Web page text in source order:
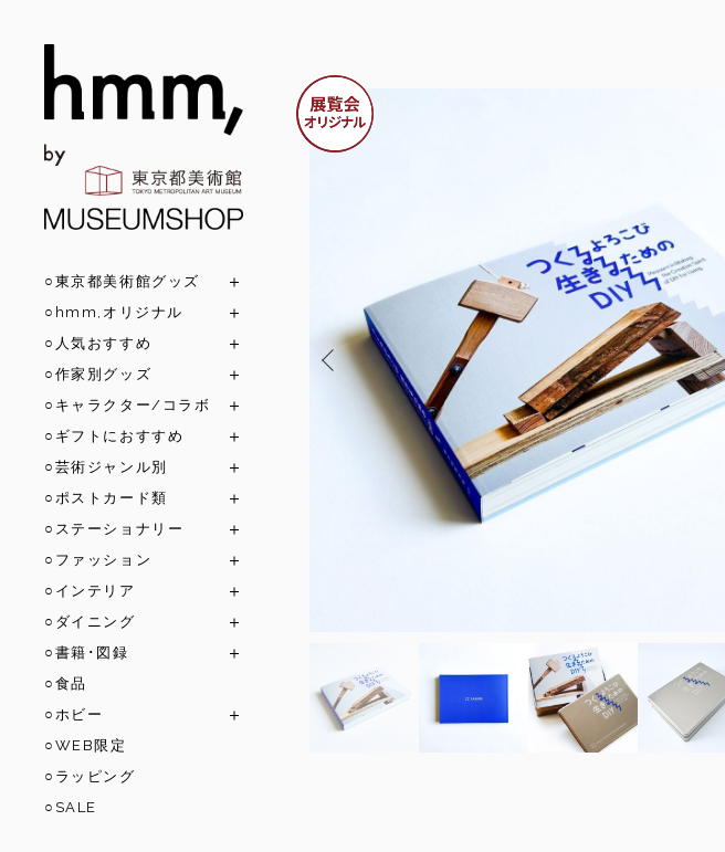
○東京都美術館グッズ
○hmm,オリジナル
○人気おすすめ
○作家別グッズ
○キャラクター/コラボ
○ギフトにおすすめ
○芸術ジャンル別
○ポストカード類
○ステーショナリー
○ファッション
○インテリア
○ダイニング
○書籍･図録
○食品
○ホビー
○WEB限定
○ラッピング
○SALE